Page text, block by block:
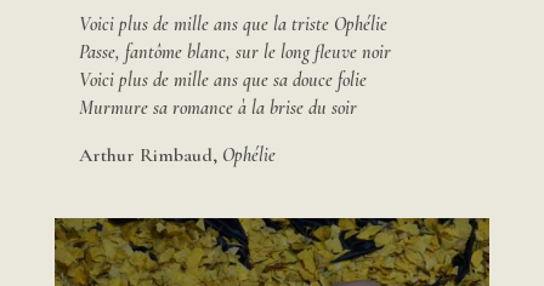
Voici plus de mille ans que la triste Ophélie
Passe, fantôme blanc, sur le long fleuve noir
Voici plus de mille ans que sa douce folie
Murmure sa romance à la brise du soir
Arthur Rimbaud, Ophélie